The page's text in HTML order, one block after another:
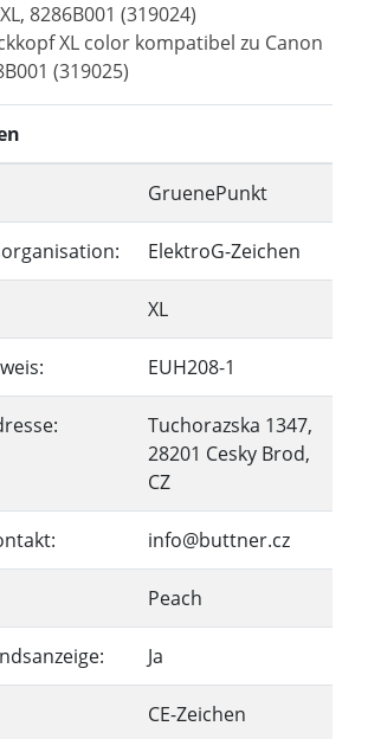
8286B001 (319024)
XL color kompatibel zu Canon
(319025)
GruenePunkt
ElektroG-Zeichen
XL
EUH208-1
Tuchorazska 1347,
28201 Cesky Brod,
CZ
info@buttner.cz
Peach
Ja
CE-Zeichen